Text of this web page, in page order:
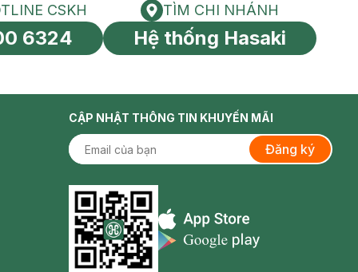
toàn cầu
HOTLINE CSKH
CSKH
6324
Tìm chi nhánh
TÌM CHI NHÁNH
Hệ thống Hasaki
CẬP NHẬT THÔNG TIN KHUYẾN MÃI
Đăng ký
Appstore icon